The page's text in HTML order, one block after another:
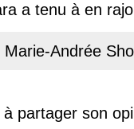
a tenu à en
Andrée
partager son